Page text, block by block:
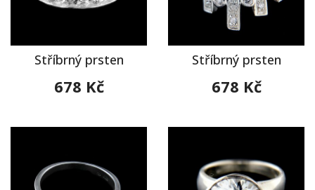
Stříbrný prsten
678 Kč
Stříbrný prsten
678 Kč